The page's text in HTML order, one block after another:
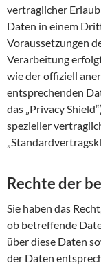
vertraglicher
Daten in einem
Voraussetzungen
Verarbeitung
wie der offiziell
entsprechenden
das „Privacy
spezieller
Rechte der
Sie haben das
ob betreffende
über diese Daten
der Daten